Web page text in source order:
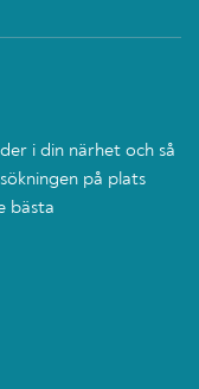
i din närhet och så
på plats
bästa